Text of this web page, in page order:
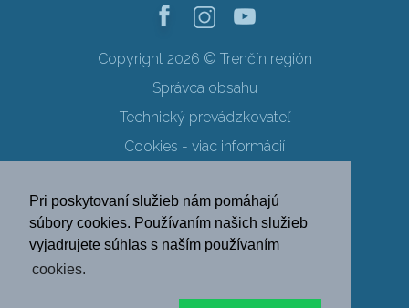
Pri poskytovaní služieb nám pomáhajú
súbory cookies. Používaním našich služieb
vyjadrujete súhlas s naším používaním
cookies.
Copyright 2026 © Trenčín región
Správca obsahu
Technický prevádzkovateľ
Cookies - viac informácií
Ochrana osobných údajov
SK EN DE
PL